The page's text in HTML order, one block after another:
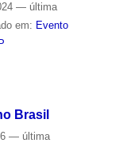
— última
em: Evento
Brasil
— última